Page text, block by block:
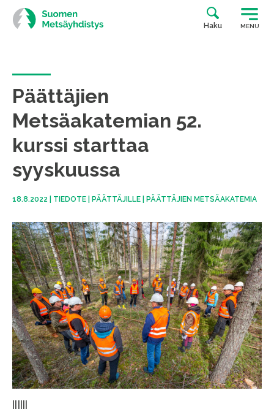
Siirry
suoraan
sisältöön
Haku MENU
Päättäjien
Metsäakatemian 52.
kurssi starttaa
syyskuussa
18.8.2022 TIEDOTE PÄÄTTÄJILLE PÄÄTTÄJIEN METSÄAKATEMIA